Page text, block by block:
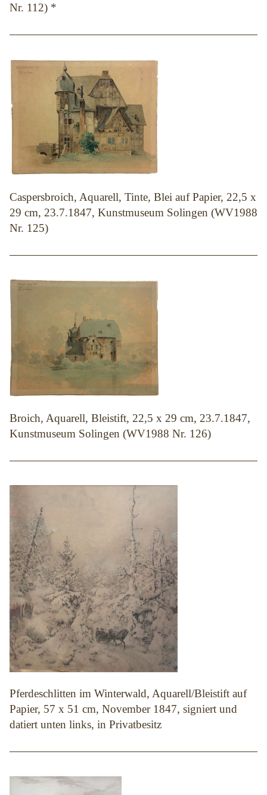
Nr. 112) *
Caspersbroich, Aquarell, Tinte, Blei auf Papier, 22,5 x
29 cm, 23.7.1847, Kunstmuseum Solingen (WV1988
Nr. 125)
Broich, Aquarell, Bleistift, 22,5 x 29 cm, 23.7.1847,
Kunstmuseum Solingen (WV1988 Nr. 126)
Pferdeschlitten im Winterwald, Aquarell/Bleistift auf
Papier, 57 x 51 cm, November 1847, signiert und
datiert unten links, in Privatbesitz